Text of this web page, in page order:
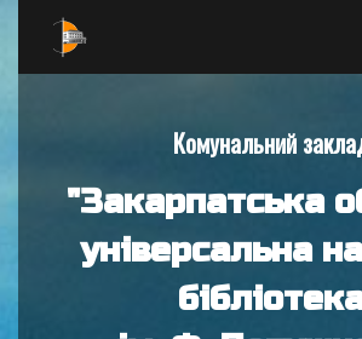
Комунальний
"Закарпатська
універсальна